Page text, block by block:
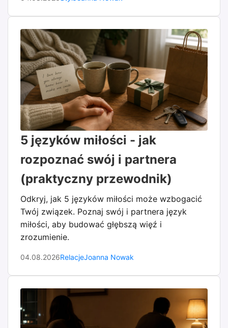
5 języków miłości - jak
rozpoznać swój i partnera
(praktyczny przewodnik)
Odkryj, jak 5 języków miłości może wzbogacić
Twój związek. Poznaj swój i partnera język
miłości, aby budować głębszą więź i
zrozumienie.
04.08.2026RelacjeJoanna Nowak